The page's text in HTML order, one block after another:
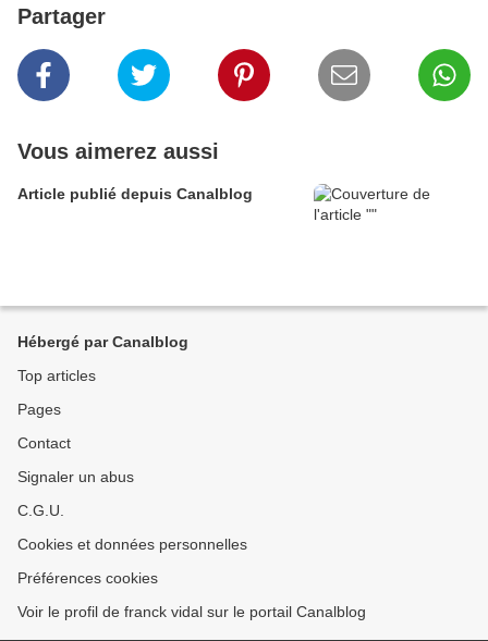
Partager
Vous aimerez aussi
Article publié depuis Canalblog
Hébergé par Canalblog
Top articles
Pages
Contact
Signaler un abus
C.G.U.
Cookies et données personnelles
Préférences cookies
Voir le profil de franck vidal sur le portail Canalblog